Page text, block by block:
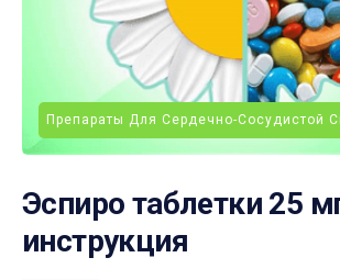
Препараты Для Сердечно-Сосудистой
Эспиро таблетки 25
инструкция